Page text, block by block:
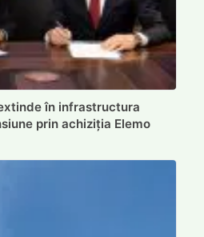
în infrastructura
prin achiziția Elemo